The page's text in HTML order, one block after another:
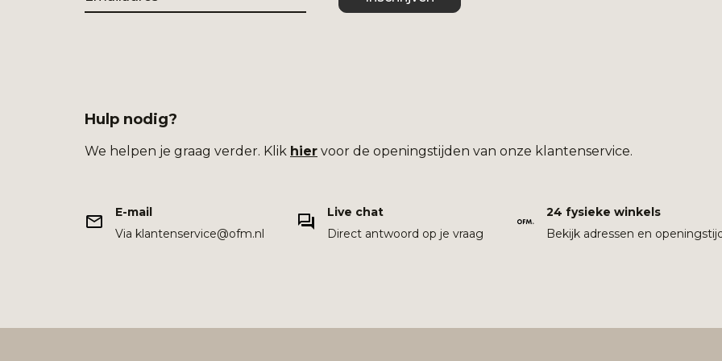
Hulp nodig?
We helpen je graag verder. Klik hier voor de openingstijden van onze klantenservice.
E-mail
Via klantenservice@ofm.nl
Live chat
Direct antwoord op je vraag
24 fysieke winkels
Bekijk adressen en